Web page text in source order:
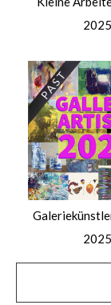
2025
2025